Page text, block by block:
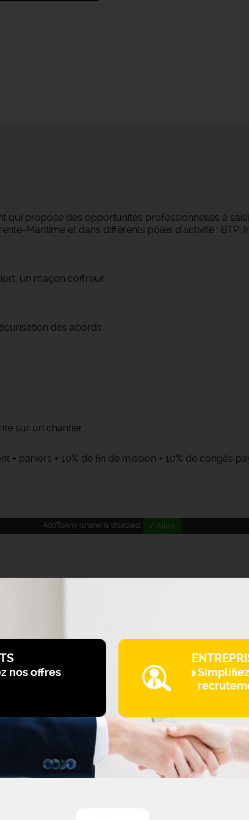
qui propose des opportunités professionnelles à
Maritime et dans différents pôles d'activité : BTP,
un maçon coffreur.
des abords
sur un chantier
paniers + 10% de fin de mission + 10% de congés
AddToAny (share) is disabled. ✓ Allow
nos offres